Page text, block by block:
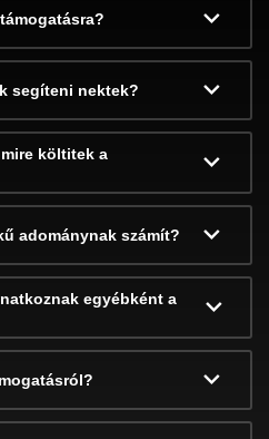
segíteni nektek?
költitek a
adománynak számít?
egyébként a